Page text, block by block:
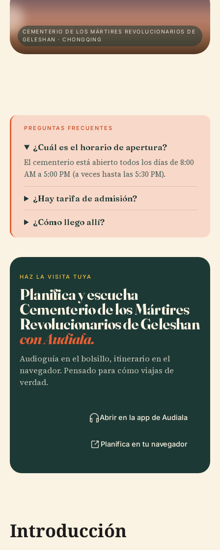
CEMENTERIO DE LOS MÁRTIRES REVOLUCIONARIOS DE
GELESHAN · CHONGQING
PREGUNTAS FRECUENTES
¿Cuál es el horario de apertura?
El cementerio está abierto todos los días de 8:00
AM a 5:00 PM (a veces hasta las 5:30 PM).
¿Hay tarifa de admisión?
¿Cómo llego allí?
HAZ LA VISITA TUYA
Planifica y escucha
Cementerio de los Mártires
Revolucionarios de Geleshan
con Audiala.
Audioguía en el bolsillo, itinerario en el
navegador. Pensado para cómo viajas de
verdad.
Abrir en la app de Audiala
Planifica en tu navegador
Introducción